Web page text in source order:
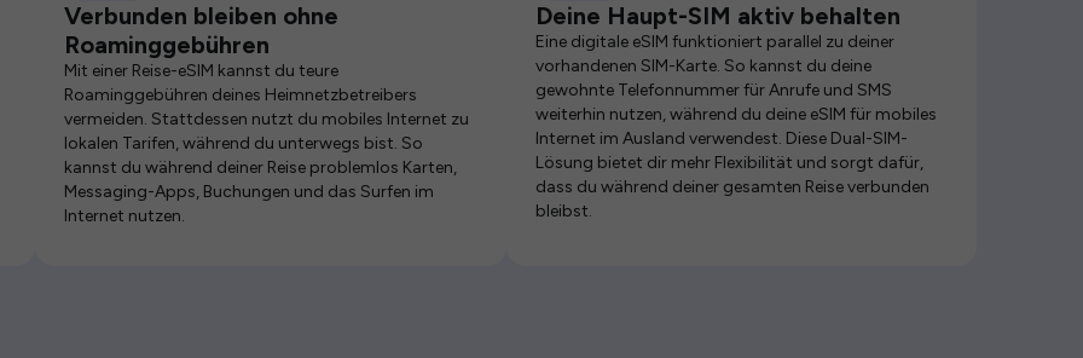
Verbunden bleiben ohne
Roaminggebühren
Mit einer Reise-eSIM kannst du teure
Roaminggebühren deines Heimnetzbetreibers
vermeiden. Stattdessen nutzt du mobiles Internet zu
lokalen Tarifen, während du unterwegs bist. So
kannst du während deiner Reise problemlos Karten,
Messaging-Apps, Buchungen und das Surfen im
Internet nutzen.
Deine Haupt-SIM aktiv behalten
Eine digitale eSIM funktioniert parallel zu deiner
vorhandenen SIM-Karte. So kannst du deine
gewohnte Telefonnummer für Anrufe und SMS
weiterhin nutzen, während du deine eSIM für mobiles
Internet im Ausland verwendest. Diese Dual-SIM-
Lösung bietet dir mehr Flexibilität und sorgt dafür,
dass du während deiner gesamten Reise verbunden
bleibst.